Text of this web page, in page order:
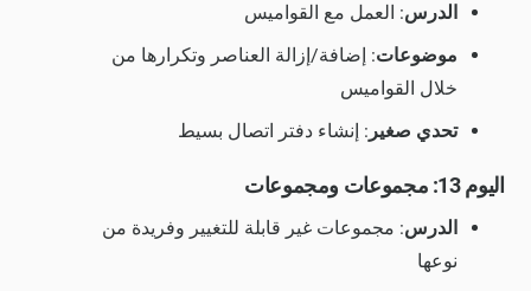
الدرس: العمل مع القواميس
موضوعات: إضافة/إزالة العناصر وتكرارها من
خلال القواميس
تحدي صغير : إنشاء دفتر اتصال بسيط
اليوم 13: مجموعات ومجموعات
الدرس: مجموعات غير قابلة للتغيير وفريدة من
نوعها